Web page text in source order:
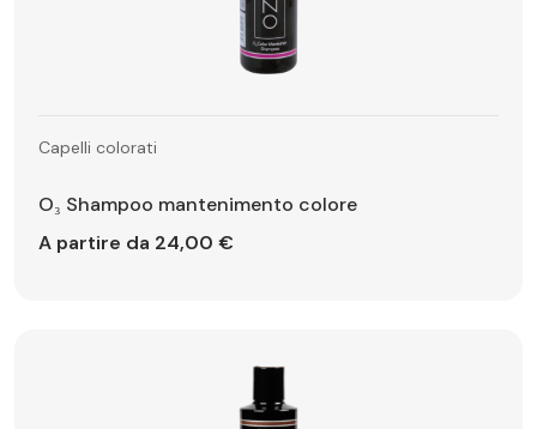
Capelli colorati
O₃ Shampoo mantenimento colore
A partire da 24,00 €